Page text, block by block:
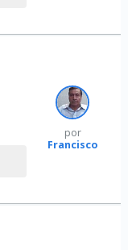
por
Francisco